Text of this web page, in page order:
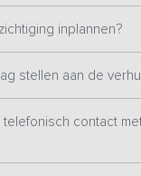
inplannen?
stellen aan de
contact